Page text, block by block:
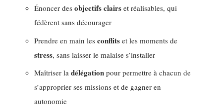
Énoncer des objectifs clairs et réalisables, qui
fédèrent sans décourager
Prendre en main les conflits et les moments de
stress, sans laisser le malaise s’installer
Maîtriser la délégation pour permettre à chacun de
s’approprier ses missions et de gagner en
autonomie